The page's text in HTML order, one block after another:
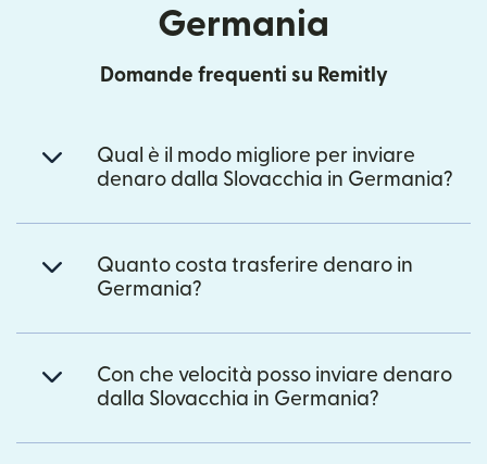
Germania
Domande frequenti su Remitly
Qual è il modo migliore per inviare
denaro dalla Slovacchia in Germania?
Quanto costa trasferire denaro in
Germania?
Con che velocità posso inviare denaro
dalla Slovacchia in Germania?